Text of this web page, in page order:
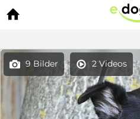

 9 Bilder  2 Videos